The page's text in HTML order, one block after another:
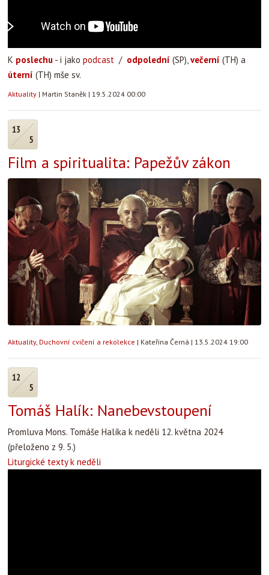
K poslechu - i jako podcast / odpolední (SP),večerní (TH) a
úterní (TH) mše sv.
Aktuality | Martin Staněk | 19.5.2024 00:00
13
5
Film a spiritualita: Papežův zákon
Aktuality, Duchovní cvičení a rekolekce | Kateřina Černá | 13.5.2024 19:00
12
5
Tomáš Halík: Nanebevstoupení
Promluva Mons. Tomáše Halíka k neděli 12. května 2024
(přeloženo z 9. 5.)
Liturgické texty k neděli